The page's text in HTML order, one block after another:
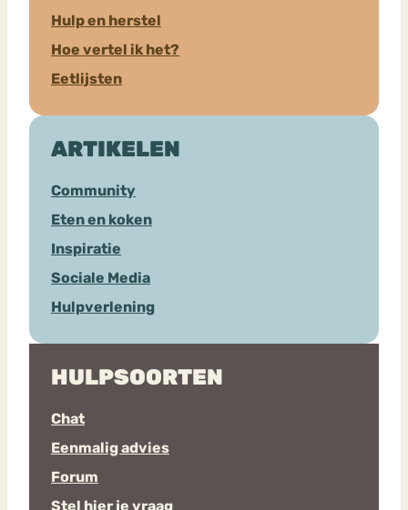
Hulp en herstel
Hoe vertel ik het?
Eetlijsten
ARTIKELEN
Community
Eten en koken
Inspiratie
Sociale Media
Hulpverlening
HULPSOORTEN
Chat
Eenmalig advies
Forum
Stel hier je vraag